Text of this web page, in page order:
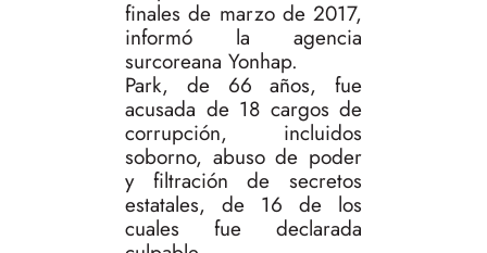
finales de marzo de 2017,
informó la agencia
surcoreana Yonhap.
Park, de 66 años, fue
acusada de 18 cargos de
corrupción, incluidos
soborno, abuso de poder
y filtración de secretos
estatales, de 16 de los
cuales fue declarada